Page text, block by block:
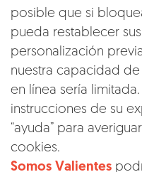
posible que si
pueda restablecer
personalización
nuestra capacidad
en línea sería
instrucciones de su
“ayuda” para
cookies.
Somos Valientes